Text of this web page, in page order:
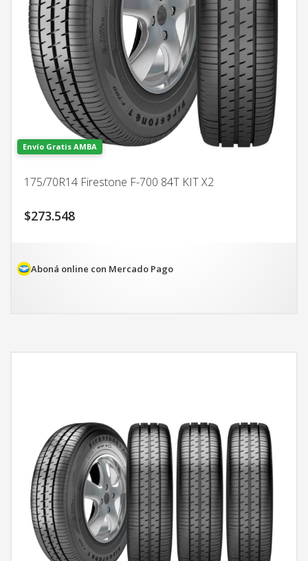
Envío Gratis AMBA
175/70R14 Firestone F-700 84T KIT X2
$273.548
Aboná online con Mercado Pago